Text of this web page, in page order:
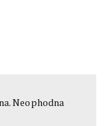
Neophodna